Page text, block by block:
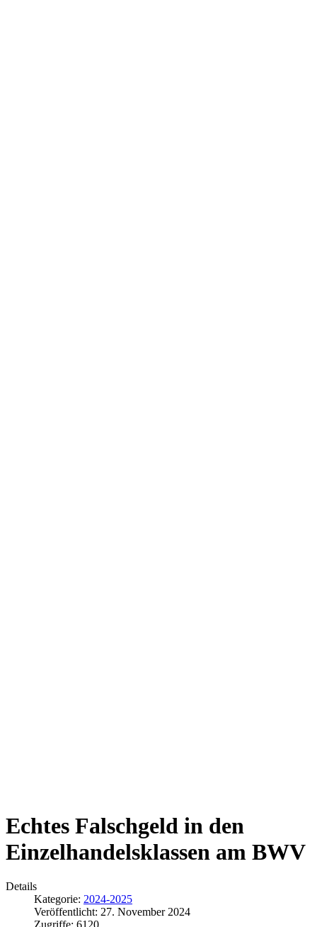
Echtes Falschgeld in den
Einzelhandelsklassen am BWV
Details
Kategorie: 2024-2025
Veröffentlicht: 27. November 2024